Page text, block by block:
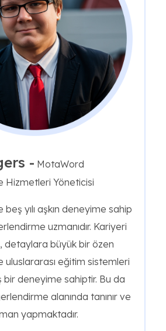
- MotaWord
Hizmetleri Yöneticisi
yılı aşkın deneyime sahip
uzmanıdır. Kariyeri
detaylara büyük bir özen
eğitim sistemleri
bir deneyime sahiptir. Bu da
alanında tanınır ve
yapmaktadır.